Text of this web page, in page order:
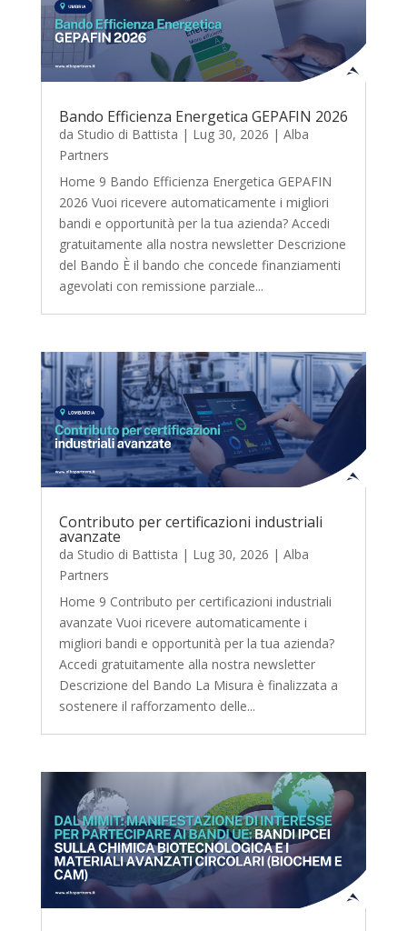
Bando Efficienza Energetica GEPAFIN 2026
da Studio di Battista | Lug 30, 2026 | Alba
Partners
Home 9 Bando Efficienza Energetica GEPAFIN
2026 Vuoi ricevere automaticamente i migliori
bandi e opportunità per la tua azienda? Accedi
gratuitamente alla nostra newsletter Descrizione
del Bando È il bando che concede finanziamenti
agevolati con remissione parziale...
Contributo per certificazioni industriali
avanzate
da Studio di Battista | Lug 30, 2026 | Alba
Partners
Home 9 Contributo per certificazioni industriali
avanzate Vuoi ricevere automaticamente i
migliori bandi e opportunità per la tua azienda?
Accedi gratuitamente alla nostra newsletter
Descrizione del Bando La Misura è finalizzata a
sostenere il rafforzamento delle...